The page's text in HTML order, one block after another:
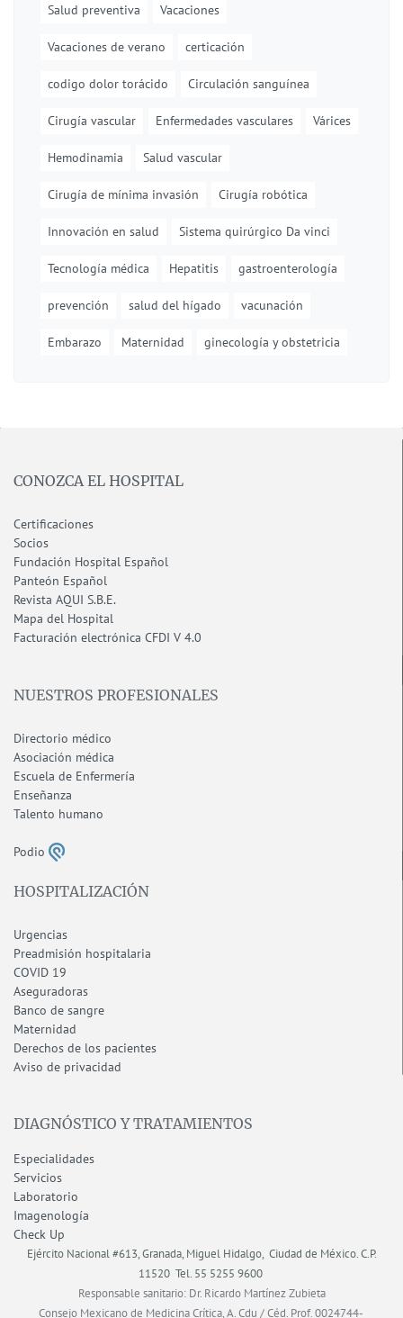
Salud preventiva Vacaciones
Vacaciones de verano certicación
codigo dolor torácido Circulación sanguínea
Cirugía vascular Enfermedades vasculares Várices
Hemodinamia Salud vascular
Cirugía de mínima invasión Cirugía robótica
Innovación en salud Sistema quirúrgico Da vinci
Tecnología médica Hepatitis gastroenterología
prevención salud del hígado vacunación
Embarazo Maternidad ginecología y obstetricia
CONOZCA EL HOSPITAL
Certificaciones
Socios
Fundación Hospital Español
Panteón Español
Revista AQUI S.B.E.
Mapa del Hospital
Facturación electrónica CFDI V 4.0
NUESTROS PROFESIONALES
Directorio médico
Asociación médica
Escuela de Enfermería
Enseñanza
Talento humano
Podio
HOSPITALIZACIÓN
Urgencias
Preadmisión hospitalaria
COVID 19
Aseguradoras
Banco de sangre
Maternidad
Derechos de los pacientes
Aviso de privacidad
DIAGNÓSTICO Y TRATAMIENTOS
Especialidades
Servicios
Laboratorio
Imagenología
Check Up
Ejército Nacional #613, Granada, Miguel Hidalgo, Ciudad de México.C.P.
11520Tel. 55 5255 9600
Responsable sanitario: Dr. Ricardo Martínez Zubieta
Consejo Mexicano de Medicina Crítica, A. Cdu / Céd. Prof. 0024744-